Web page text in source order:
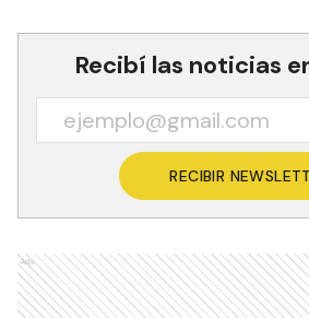
Recibí las noticias
RECIBIR
Ads